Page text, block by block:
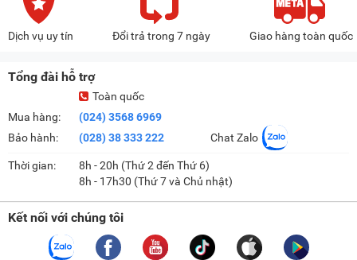
Dịch vụ uy tín Đổi trả trong 7 ngày Giao hàng toàn quốc
Tổng đài hỗ trợ
Mua hàng:
Bảo hành:
Toàn quốc
(024) 3568 6969
(028) 38 333 222
Chat Zalo
Thời gian:
8h - 20h (Thứ 2 đến Thứ 6)
8h - 17h30 (Thứ 7 và Chủ nhật)
Kết nối với chúng tôi